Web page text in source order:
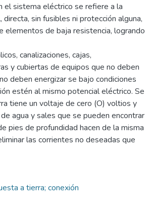
el sistema eléctrico se refiere a la
directa, sin fusibles ni protección alguna,
elementos de baja resistencia, logrando
canalizaciones, cajas,
y cubiertas de equipos que no deben
deben energizar se bajo condiciones
estén al mismo potencial eléctrico. Se
tiene un voltaje de cero (O) voltios y
agua y sales que se pueden encontrar
pies de profundidad hacen de la misma
las corrientes no deseadas que
a tierra; conexión